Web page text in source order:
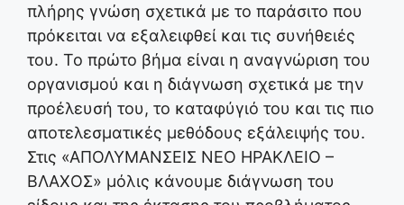
πλήρης γνώση σχετικά με το παράσιτο που
πρόκειται να εξαλειφθεί και τις συνήθειές
του. Το πρώτο βήμα είναι η αναγνώριση του
οργανισμού και η διάγνωση σχετικά με την
προέλευσή του, το καταφύγιό του και τις πιο
αποτελεσματικές μεθόδους εξάλειψής του.
Στις «ΑΠΟΛΥΜΑΝΣΕΙΣ ΝΕΟ ΗΡΑΚΛΕΙΟ –
ΒΛΑΧΟΣ» μόλις κάνουμε διάγνωση του